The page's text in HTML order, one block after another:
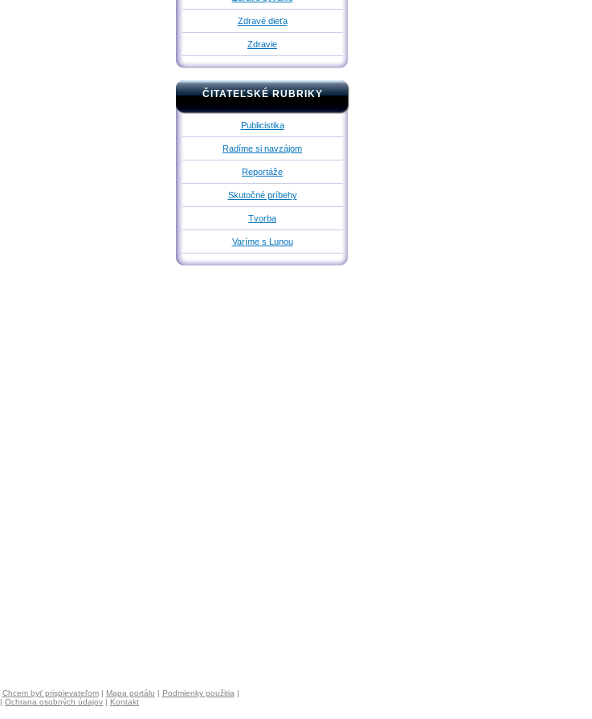
Zdravé dieťa
Zdravie
ČITATEĽSKÉ RUBRIKY
Publicistika
Radíme si navzájom
Reportáže
Skutočné príbehy
Tvorba
Varíme s Lunou
Chcem byť prispievateľom| Mapa portálu | Podmienky použitia |
| Ochrana osobných údajov | Kontakt